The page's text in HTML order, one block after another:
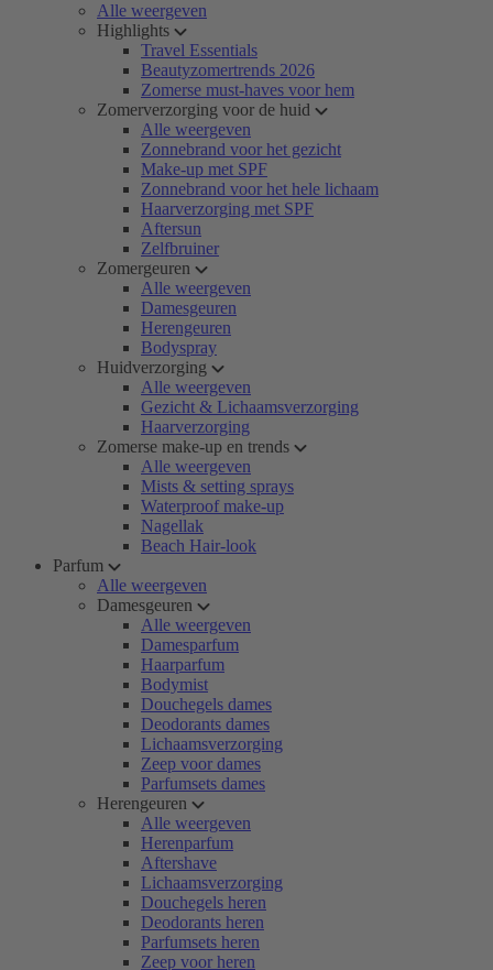
Alle weergeven
Highlights
Travel Essentials
Beautyzomertrends 2026
Zomerse must-haves voor hem
Zomerverzorging voor de huid
Alle weergeven
Zonnebrand voor het gezicht
Make-up met SPF
Zonnebrand voor het hele lichaam
Haarverzorging met SPF
Aftersun
Zelfbruiner
Zomergeuren
Alle weergeven
Damesgeuren
Herengeuren
Bodyspray
Huidverzorging
Alle weergeven
Gezicht & Lichaamsverzorging
Haarverzorging
Zomerse make-up en trends
Alle weergeven
Mists & setting sprays
Waterproof make-up
Nagellak
Beach Hair-look
Parfum
Alle weergeven
Damesgeuren
Alle weergeven
Damesparfum
Haarparfum
Bodymist
Douchegels dames
Deodorants dames
Lichaamsverzorging
Zeep voor dames
Parfumsets dames
Herengeuren
Alle weergeven
Herenparfum
Aftershave
Lichaamsverzorging
Douchegels heren
Deodorants heren
Parfumsets heren
Zeep voor heren